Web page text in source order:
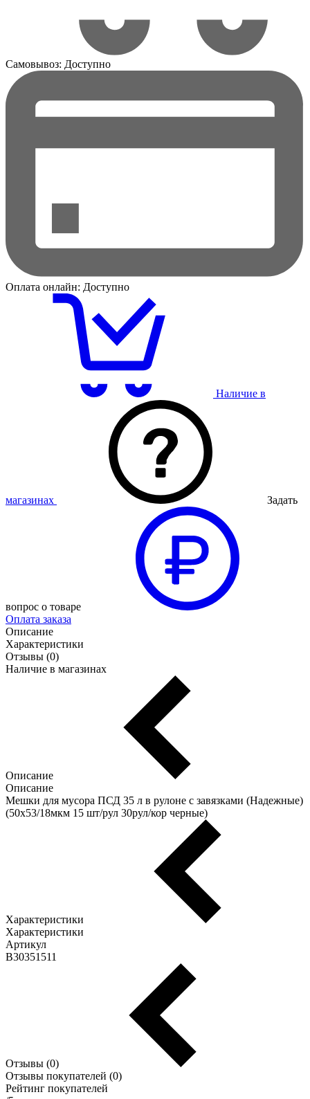
Самовывоз: Доступно
Оплата онлайн: Доступно
Наличие в
магазинах Задать
вопрос о товаре
Оплата заказа
Описание
Характеристики
Отзывы (0)
Наличие в магазинах
Описание
Описание
Мешки для мусора ПСД 35 л в рулоне с завязками (Надежные)
(50х53/18мкм 15 шт/рул 30рул/кор черные)
Характеристики
Характеристики
Артикул
В30351511
Отзывы (0)
Отзывы покупателей (0)
Рейтинг покупателей